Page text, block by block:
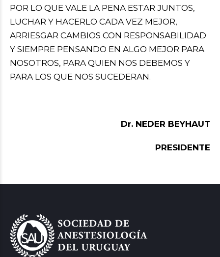
POR LO QUE VALE LA PENA ESTAR JUNTOS,
LUCHAR Y HACERLO CADA VEZ MEJOR,
ARRIESGAR CAMBIOS CON RESPONSABILIDAD
Y SIEMPRE PENSANDO EN ALGO MEJOR PARA
NOSOTROS, PARA QUIEN NOS DEBEMOS Y
PARA LOS QUE NOS SUCEDERAN.
Dr. NEDER BEYHAUT
PRESIDENTE